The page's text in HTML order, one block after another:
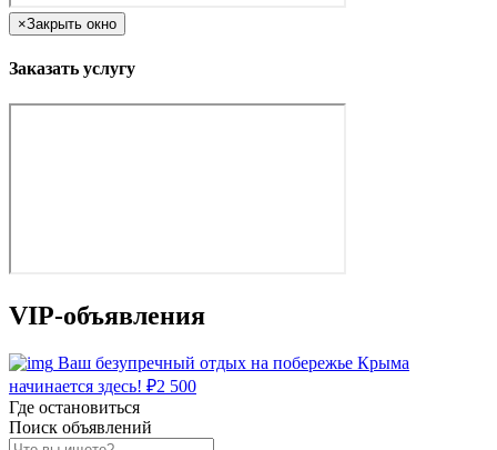
×Закрыть окно
Заказать услугу
VIP-объявления
Ваш безупречный отдых на побережье Крыма
начинается здесь! ₽2 500
Где остановиться
Поиск объявлений